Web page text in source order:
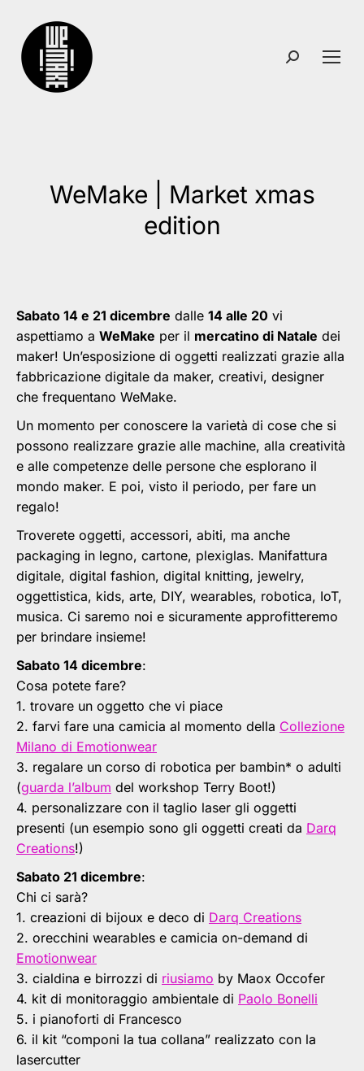
Search:
WeMake | Market xmas
edition
You are here:
Sabato 14 e 21 dicembre dalle 14 alle 20 vi
aspettiamo a WeMake per il mercatino di Natale dei
maker! Un’esposizione di oggetti realizzati grazie alla
fabbricazione digitale da maker, creativi, designer
che frequentano WeMake.
Un momento per conoscere la varietà di cose che si
possono realizzare grazie alle machine, alla creatività
e alle competenze delle persone che esplorano il
mondo maker. E poi, visto il periodo, per fare un
regalo!
Troverete oggetti, accessori, abiti, ma anche
packaging in legno, cartone, plexiglas. Manifattura
digitale, digital fashion, digital knitting, jewelry,
oggettistica, kids, arte, DIY, wearables, robotica, IoT,
musica. Ci saremo noi e sicuramente approfitteremo
per brindare insieme!
Sabato 14 dicembre:
Cosa potete fare?
1. trovare un oggetto che vi piace
2. farvi fare una camicia al momento della Collezione
Milano di Emotionwear
3. regalare un corso di robotica per bambin* o adulti
(guarda l’album del workshop Terry Boot!)
4. personalizzare con il taglio laser gli oggetti
presenti (un esempio sono gli oggetti creati da Darq
Creations!)
Sabato 21 dicembre:
Chi ci sarà?
1. creazioni di bijoux e deco di Darq Creations
2. orecchini wearables e camicia on-demand di
Emotionwear
3. cialdina e birrozzi di riusiamo by Maox Occofer
4. kit di monitoraggio ambientale di Paolo Bonelli
5. i pianoforti di Francesco
6. il kit “componi la tua collana” realizzato con la
lasercutter